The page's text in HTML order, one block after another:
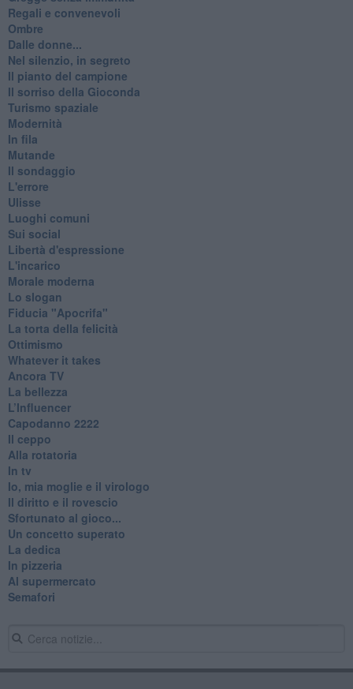
Regali e convenevoli
Ombre
Dalle donne...
Nel silenzio, in segreto
Il pianto del campione
Il sorriso della Gioconda
Turismo spaziale
Modernità
In fila
Mutande
Il sondaggio
L'errore
Ulisse
Luoghi comuni
Sui social
Libertà d'espressione
L'incarico
Morale moderna
Lo slogan
Fiducia "Apocrifa"
La torta della felicità
Ottimismo
Whatever it takes
Ancora TV
La bellezza
L’Influencer
​Capodanno 2222
Il ceppo
Alla rotatoria
In tv
Io, mia moglie e il virologo
Il diritto e il rovescio
Sfortunato al gioco...
Un concetto superato
La dedica
In pizzeria
Al supermercato
Semafori